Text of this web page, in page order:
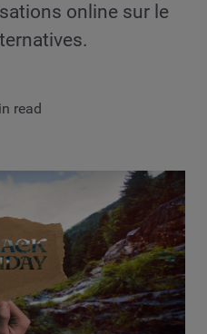
online sur le
read